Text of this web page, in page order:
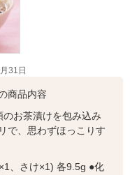
31日
商品内容
お茶漬けを包み込み
で、思わずほっこりす
、さけ×1) 各9.5g ●化